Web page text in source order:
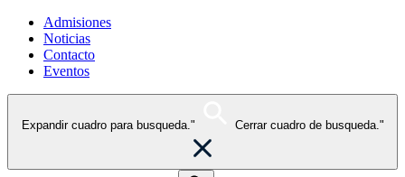
Admisiones
Noticias
Contacto
Eventos
Expandir cuadro para busqueda." Cerrar cuadro de busqueda."